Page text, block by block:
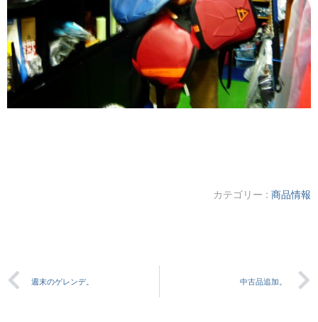
カテゴリー : 商品情報
週末のゲレンデ。 中古品追加。